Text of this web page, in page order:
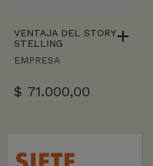
VENTAJA DEL STORY
STELLING
EMPRESA
$ 71.000,00